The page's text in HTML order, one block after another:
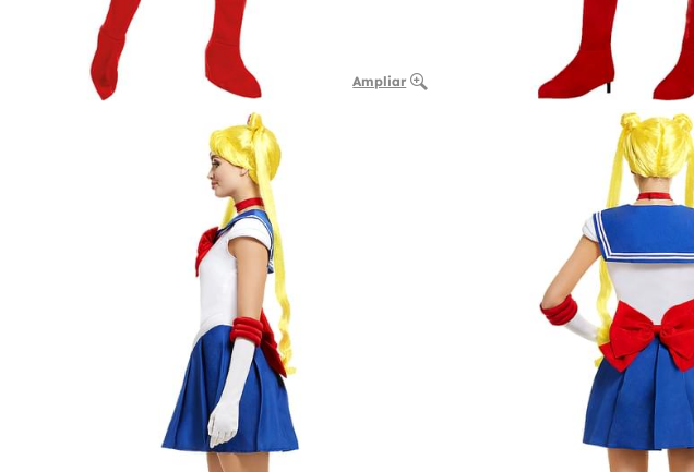
Ampliar